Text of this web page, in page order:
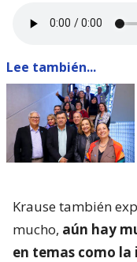
Lee también...
Krause también
mucho, aún hay
en temas como